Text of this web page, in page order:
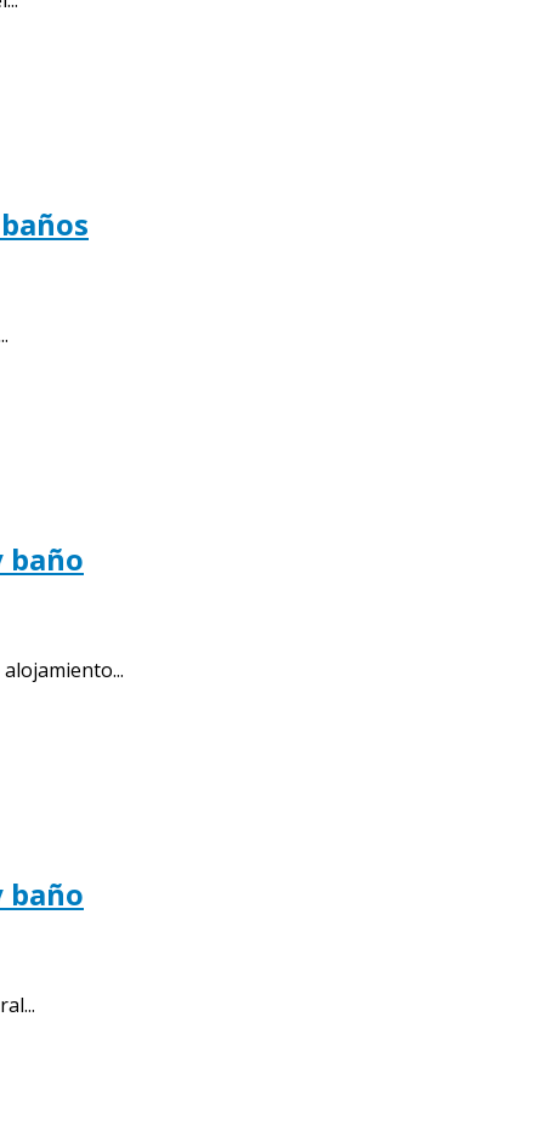
baño
alojamiento...
baño